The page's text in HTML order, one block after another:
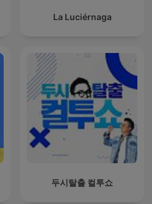
La Luciérnaga
두시탈출 컬투쇼